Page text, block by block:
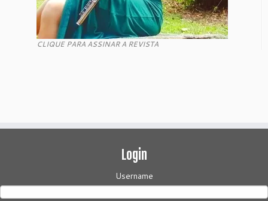
CLIQUE PARA ASSINAR A REVISTA
Login
Username